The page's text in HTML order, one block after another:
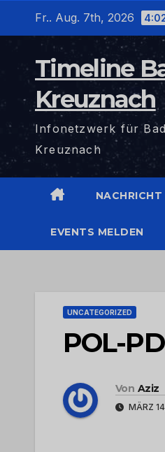
Fr.. Aug. 7th, 2026
Timeline
Kreuznach
Infonetzwerk für Bad
Kreuznach
NACHRICHT
EVENTS MELDEN
UNCATEGORIZED
POL-
Von Aziz
MÄRZ